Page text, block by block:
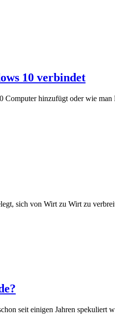
10 verbindet
hinzufügt oder wie
sich von Wirt zu Wirt zu
seit einigen Jahren spekuliert